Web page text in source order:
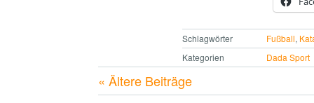
Schlagwörter Fußball,
Kategorien
Dada Sport
« Ältere Beiträge